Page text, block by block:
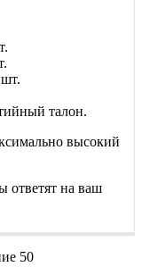
талон.
высокий
ответят на ваш
50